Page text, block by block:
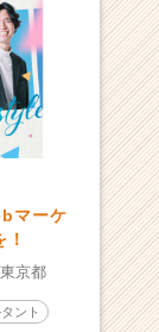
マーケ
東京都
ント